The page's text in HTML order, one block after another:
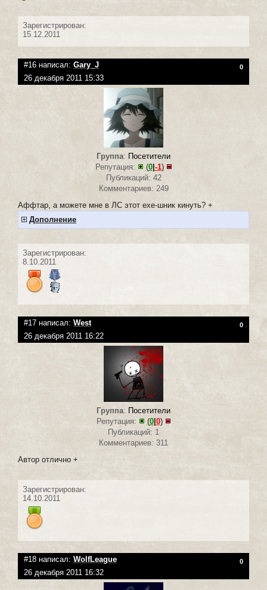
Зарегистрирован:
15.12.2011
#16 написал: Gary_J 0
26 декабря 2011 15:33
Группа: Посетители
Репутация:
(0| -1)
Публикаций: 42
Комментариев: 249
Аффтар, а можете мне в ЛС этот ехе-шник кинуть? +
Дополнение
Зарегистрирован:
8.10.2011
#17 написал: West 0
26 декабря 2011 16:22
Группа: Посетители
Репутация:
(0| 0)
Публикаций: 1
Комментариев: 311
Автор отлично +
Зарегистрирован:
14.10.2011
#18 написал: WolfLeague 0
26 декабря 2011 16:32